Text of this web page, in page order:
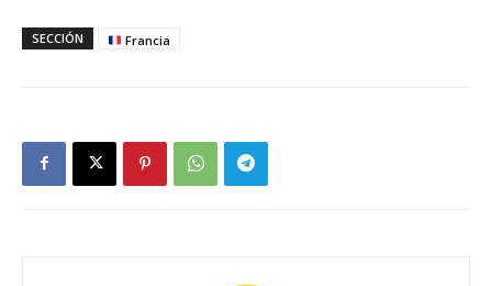
SECCIÓN Francia